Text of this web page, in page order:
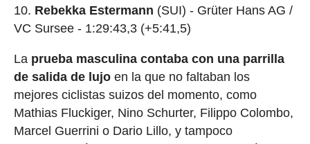
Rebekka Estermann (SUI) - Grüter Hans AG /
VC Sursee - 1:29:43,3 (+5:41,5)
La prueba masculina contaba con una parrilla
de salida de lujoen la que no faltaban los
mejores ciclistas suizos del momento, como
Mathias Fluckiger, Nino Schurter, Filippo Colombo,
Marcel Guerrini o Dario Lillo, y tampoco